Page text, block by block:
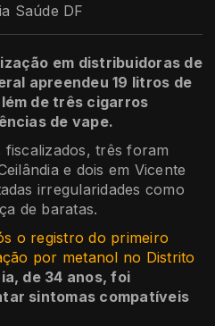
Saúde DF
em distribuidoras de
apreendeu 19 litros de
de três cigarros
de vape.
fiscalizados, três foram
e dois em Vicente
irregularidades como
de baratas.
o registro do primeiro
por metanol no Distrito
de 34 anos, foi
sintomas compatíveis